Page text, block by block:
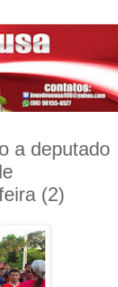
a deputado
(2)